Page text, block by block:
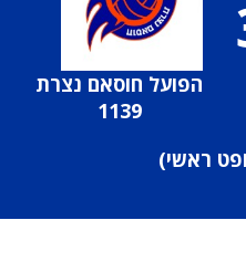
הפועל חוסאם נצרת
1139
ראשי)